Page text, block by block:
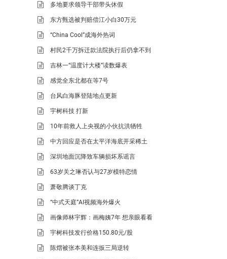
多地要求领导干部带头休假
东方甄选被判赔偿江小白30万元
“China Cool”成海外热词
村民2千万拆迁款法院执行后仍拿不到
吉林一“温度计大楼”读数爆表
感觉全东北都在等7号
台风白海豚登陆地点更新
宇树科技 打新
10年前救人上央视的小伙抗洪牺牲
中方回应是否在太平洋海底开采稀土
深圳地面沉降致车辆损坏系谣言
63岁关之琳否认与27岁模特恋情
萧敬腾谈丁克
“中式天庭”AI视频海外爆火
画像师林宇辉：画梅姨7年 想亲眼看看
宇树科技发行价格150.80元/股
陈熠被张本美和连扳三局逆转